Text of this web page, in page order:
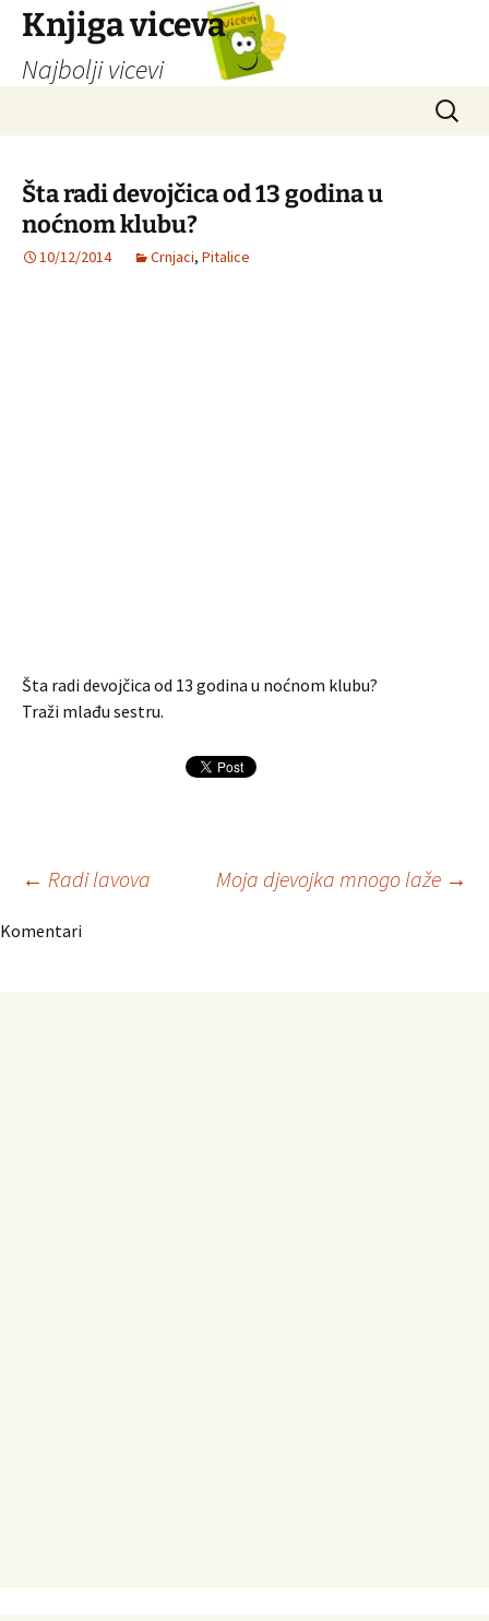
Knjiga viceva
Najbolji vicevi
Šta radi devojčica od 13 godina u
noćnom klubu?
10/12/2014 Crnjaci, Pitalice
Šta radi devojčica od 13 godina u noćnom klubu?
Traži mlađu sestru.
Navigacija
← Radi lavova Moja djevojka mnogo laže →
Komentari